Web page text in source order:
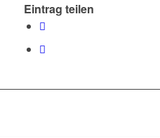
Eintrag teilen